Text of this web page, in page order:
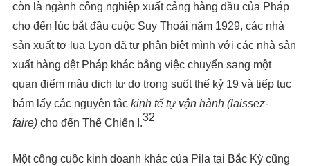
còn là ngành công nghiệp xuất cảng hàng đầu của Pháp
cho đến lúc bắt đầu cuộc Suy Thoái năm 1929, các nhà
sản xuất tơ lụa Lyon đã tự phân biệt mình với các nhà sản
xuất hàng dệt Pháp khác bằng việc chuyển sang một
quan điểm mậu dịch tự do trong suốt thế kỷ 19 và tiếp tục
bám lấy các nguyên tắc kinh tế tự vận hành (laissez-
faire) cho đến Thế Chiến I.32
Một công cuộc kinh doanh khác của Pila tại Bắc Kỳ cũng